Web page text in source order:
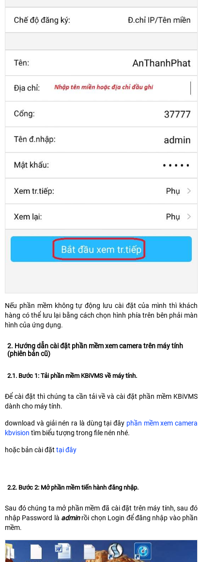
Nếu phần mềm không tự động lưu cài đặt của mình thì khách
hàng có thể lưu lại bằng cách chọn hình phía trên bên phải màn
hình của ứng dụng.
2. Hướng dẫn cài đặt phần mềm xem camera trên máy tính
(phiên bản cũ)
2.1. Bước 1: Tải phần mềm KBiVMS về máy tính.
Để cài đặt thì chúng ta cần tải về và cài đặt phần mềm KBiVMS
dành cho máy tính.
download và giải nén ra là dùng tại đây phần mềm xem camera
kbvision tìm biểu tượng trong file nén nhé.
hoặc bản cài đặt tại đây
2.2. Bước 2: Mở phần mềm tiến hành đăng nhập.
Sau đó chúng ta mở phần mềm đã cài đặt trên máy tính, sau đó
nhập Password là adminrồi chọn Login để đăng nhập vào phần
mềm.